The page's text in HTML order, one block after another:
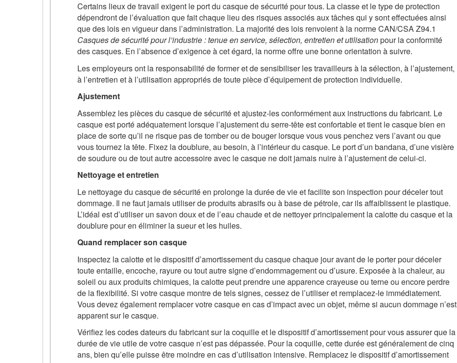
Certains lieux de travail exigent le port du casque de sécurité pour tous. La classe et le type de protection
dépendront de l’évaluation que fait chaque lieu des risques associés aux tâches qui y sont effectuées ainsi
que des lois en vigueur dans l’administration. La majorité des lois renvoient à la norme CAN/CSA Z94.1
Casques de sécurité pour l’industrie : tenue en service, sélection, entretien et utilisationpour la conformité
des casques. En l’absence d’exigence à cet égard, la norme offre une bonne orientation à suivre.
Les employeurs ont la responsabilité de former et de sensibiliser les travailleurs à la sélection, à l’ajustement,
à l’entretien et à l’utilisation appropriés de toute pièce d’équipement de protection individuelle.
Ajustement
Assemblez les pièces du casque de sécurité et ajustez-les conformément aux instructions du fabricant. Le
casque est porté adéquatement lorsque l’ajustement du serre-tête est confortable et tient le casque bien en
place de sorte qu’il ne risque pas de tomber ou de bouger lorsque vous vous penchez vers l’avant ou que
vous tournez la tête. Fixez la doublure, au besoin, à l’intérieur du casque. Le port d’un bandana, d’une visière
de soudure ou de tout autre accessoire avec le casque ne doit jamais nuire à l’ajustement de celui-ci.
Nettoyage et entretien
Le nettoyage du casque de sécurité en prolonge la durée de vie et facilite son inspection pour déceler tout
dommage. Il ne faut jamais utiliser de produits abrasifs ou à base de pétrole, car ils affaiblissent le plastique.
L’idéal est d’utiliser un savon doux et de l’eau chaude et de nettoyer principalement la calotte du casque et la
doublure pour en éliminer la sueur et les huiles.
Quand remplacer son casque
Inspectez la calotte et le dispositif d’amortissement du casque chaque jour avant de le porter pour déceler
toute entaille, encoche, rayure ou tout autre signe d’endommagement ou d’usure. Exposée à la chaleur, au
soleil ou aux produits chimiques, la calotte peut prendre une apparence crayeuse ou terne ou encore perdre
de la flexibilité. Si votre casque montre de tels signes, cessez de l’utiliser et remplacez-le immédiatement.
Vous devez également remplacer votre casque en cas d’impact avec un objet, même si aucun dommage n’est
apparent sur le casque.
Vérifiez les codes dateurs du fabricant sur la coquille et le dispositif d’amortissement pour vous assurer que la
durée de vie utile de votre casque n’est pas dépassée. Pour la coquille, cette durée est généralement de cinq
ans, bien qu’elle puisse être moindre en cas d’utilisation intensive. Remplacez le dispositif d’amortissement